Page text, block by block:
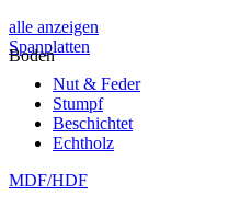
alle anzeigen
Spanplatten
Nut & Feder
Stumpf
Beschichtet
Echtholz
MDF/HDF
Boden